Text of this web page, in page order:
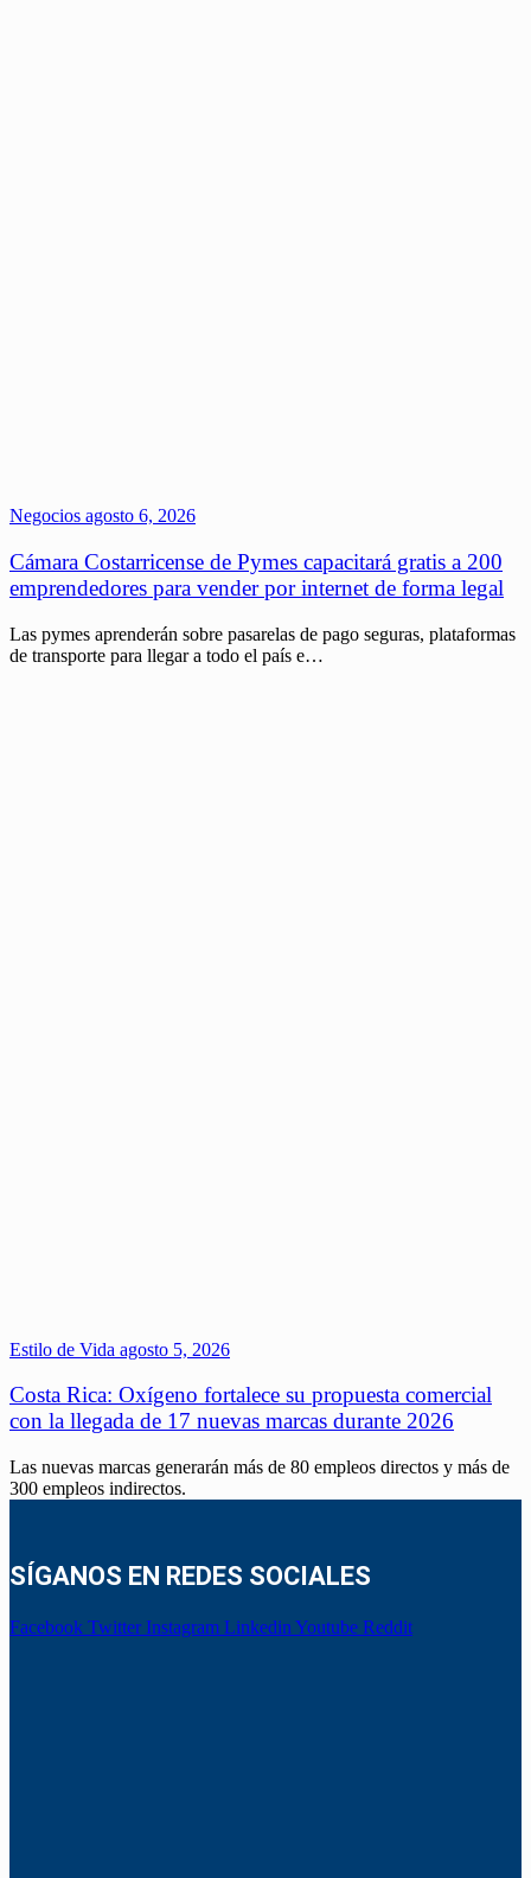
Negocios agosto 6, 2026
Cámara Costarricense de Pymes capacitará gratis a 200
emprendedores para vender por internet de forma legal
Las pymes aprenderán sobre pasarelas de pago seguras, plataformas
de transporte para llegar a todo el país e…
Estilo de Vida agosto 5, 2026
Costa Rica: Oxígeno fortalece su propuesta comercial
con la llegada de 17 nuevas marcas durante 2026
Las nuevas marcas generarán más de 80 empleos directos y más de
300 empleos indirectos.
SÍGANOS EN REDES SOCIALES
Facebook Twitter Instagram Linkedin Youtube Reddit